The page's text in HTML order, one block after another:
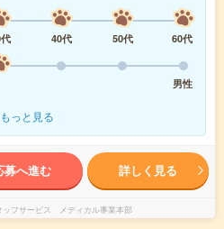
40代 50代
60代
男性
もっと見る
募へ進む 詳しく見る
ッフサービス メディカル事業本部